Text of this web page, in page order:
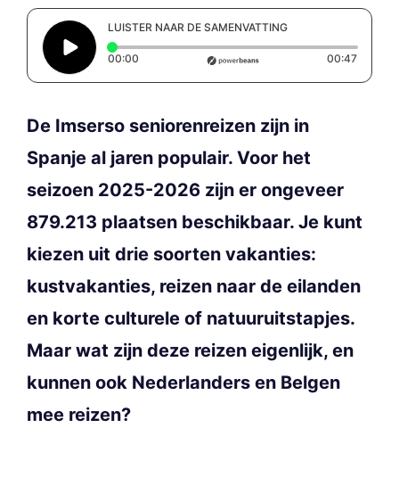
LUISTER NAAR DE SAMENVATTING
00:00 Elapsed time: 0 seconds 00:47
De Imserso seniorenreizen zijn in
Spanje al jaren populair. Voor het
seizoen 2025-2026 zijn er ongeveer
879.213 plaatsen beschikbaar. Je kunt
kiezen uit drie soorten vakanties:
kustvakanties, reizen naar de eilanden
en korte culturele of natuuruitstapjes.
Maar wat zijn deze reizen eigenlijk, en
kunnen ook Nederlanders en Belgen
mee reizen?